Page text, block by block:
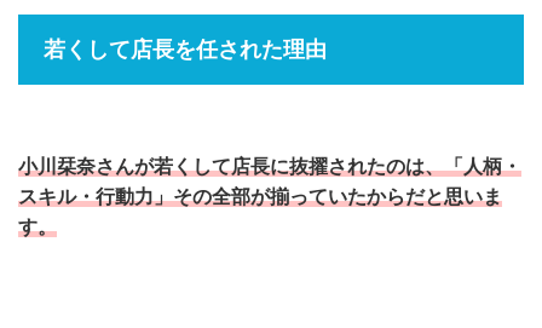
若くして店長を任された理由
小川栞奈さんが若くして店長に抜擢されたのは、「人柄・
スキル・行動力」その全部が揃っていたからだと思いま
す。